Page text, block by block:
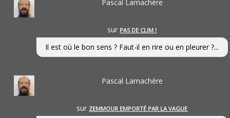
Pascal Lamachère
sur PAS DE CLIM !
Il est où le bon sens ? Faut-il en rire ou en pleurer ?...
Pascal Lamachère
sur ZEMMOUR EMPORTÉ PAR LA VAGUE